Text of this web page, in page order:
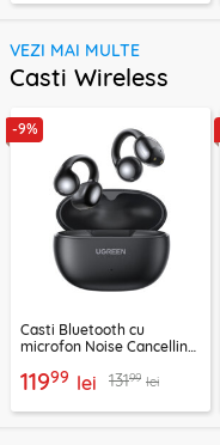
VEZI MAI MULTE
Casti Wireless
-9%
Casti Bluetooth cu
microfon Noise Cancelling
11999 lei 13199 lei